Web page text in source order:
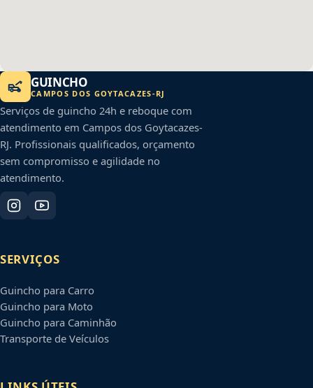
GUINCHO
CAMPOS DOS GOYTACAZES-RJ
Serviços de guincho 24h e reboque com
atendimento em Campos dos Goytacazes-
RJ. Profissionais qualificados, orçamento
sem compromisso e agilidade no
atendimento.
SERVIÇOS
Guincho para Carro
Guincho para Moto
Guincho para Caminhão
Transporte de Veículos